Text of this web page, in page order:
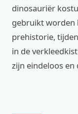
dinosauriër
gebruikt worden
prehistorie,
in de
zijn eindeloos en